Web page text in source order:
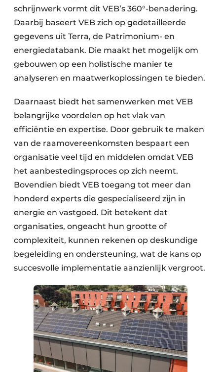
schrijnwerk vormt dit VEB’s 360°-benadering.
Daarbij baseert VEB zich op gedetailleerde
gegevens uit Terra, de Patrimonium- en
energiedatabank. Die maakt het mogelijk om
gebouwen op een holistische manier te
analyseren en maatwerkoplossingen te bieden.
Daarnaast biedt het samenwerken met VEB
belangrijke voordelen op het vlak van
efficiëntie en expertise. Door gebruik te maken
van de raamovereenkomsten bespaart een
organisatie veel tijd en middelen omdat VEB
het aanbestedingsproces op zich neemt.
Bovendien biedt VEB toegang tot meer dan
honderd experts die gespecialiseerd zijn in
energie en vastgoed. Dit betekent dat
organisaties, ongeacht hun grootte of
complexiteit, kunnen rekenen op deskundige
begeleiding en ondersteuning, wat de kans op
succesvolle implementatie aanzienlijk vergroot.